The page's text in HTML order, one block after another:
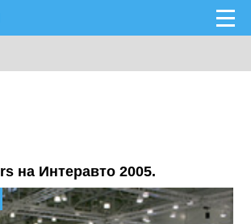
на Интеравто 2005.